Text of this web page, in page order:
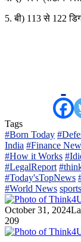
5. बी) 113 से 122
Tags
#Born Today
India #Finance
#How it Works
#LegalReport
#Today'sTopNews
#World News sports
October 31, 2024
209